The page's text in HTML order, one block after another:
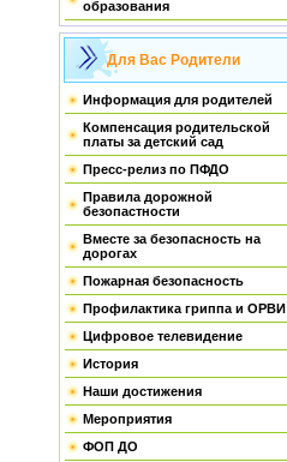
образования
Для Вас Родители
Информация для родителей
Компенсация родительской
платы за детский сад
Пресс-релиз по ПФДО
Правила дорожной
безопастности
Вместе за безопасность на
дорогах
Пожарная безопасность
Профилактика гриппа и ОРВИ
Цифровое телевидение
История
Наши достижения
Мероприятия
ФОП ДО